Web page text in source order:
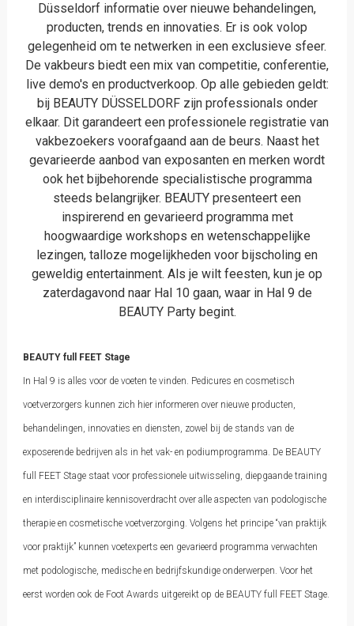
Düsseldorf informatie over nieuwe behandelingen,
producten, trends en innovaties. Er is ook volop
gelegenheid om te netwerken in een exclusieve sfeer.
De vakbeurs biedt een mix van competitie, conferentie,
live demo's en productverkoop. Op alle gebieden geldt:
bij BEAUTY DÜSSELDORF zijn professionals onder
elkaar. Dit garandeert een professionele registratie van
vakbezoekers voorafgaand aan de beurs. Naast het
gevarieerde aanbod van exposanten en merken wordt
ook het bijbehorende specialistische programma
steeds belangrijker. BEAUTY presenteert een
inspirerend en gevarieerd programma met
hoogwaardige workshops en wetenschappelijke
lezingen, talloze mogelijkheden voor bijscholing en
geweldig entertainment. Als je wilt feesten, kun je op
zaterdagavond naar Hal 10 gaan, waar in Hal 9 de
BEAUTY Party begint.
BEAUTY full FEET Stage
In Hal 9 is alles voor de voeten te vinden. Pedicures en cosmetisch
voetverzorgers kunnen zich hier informeren over nieuwe producten,
behandelingen, innovaties en diensten, zowel bij de stands van de
exposerende bedrijven als in het vak- en podiumprogramma. De BEAUTY
full FEET Stage staat voor professionele uitwisseling, diepgaande training
en interdisciplinaire kennisoverdracht over alle aspecten van podologische
therapie en cosmetische voetverzorging. Volgens het principe “van praktijk
voor praktijk” kunnen voetexperts een gevarieerd programma verwachten
met podologische, medische en bedrijfskundige onderwerpen. Voor het
eerst worden ook de Foot Awards uitgereikt op de BEAUTY full FEET Stage.